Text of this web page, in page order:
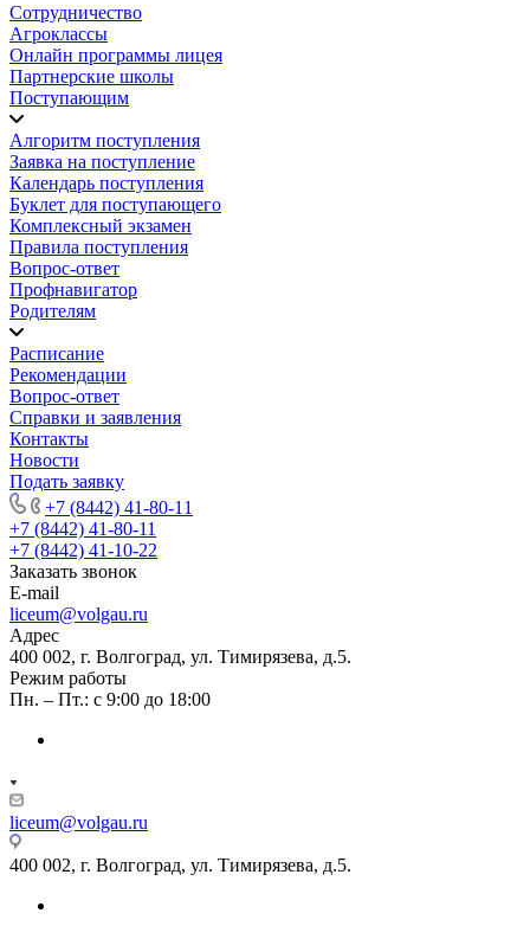
Сотрудничество
Агроклассы
Онлайн программы лицея
Партнерские школы
Поступающим
Алгоритм поступления
Заявка на поступление
Календарь поступления
Буклет для поступающего
Комплексный экзамен
Правила поступления
Вопрос-ответ
Профнавигатор
Родителям
Расписание
Рекомендации
Вопрос-ответ
Справки и заявления
Контакты
Новости
Подать заявку
+7 (8442) 41-80-11
+7 (8442) 41-80-11
+7 (8442) 41-10-22
Заказать звонок
E-mail
liceum@volgau.ru
Адрес
400 002, г. Волгоград, ул. Тимирязева, д.5.
Режим работы
Пн. – Пт.: с 9:00 до 18:00
liceum@volgau.ru
400 002, г. Волгоград, ул. Тимирязева, д.5.